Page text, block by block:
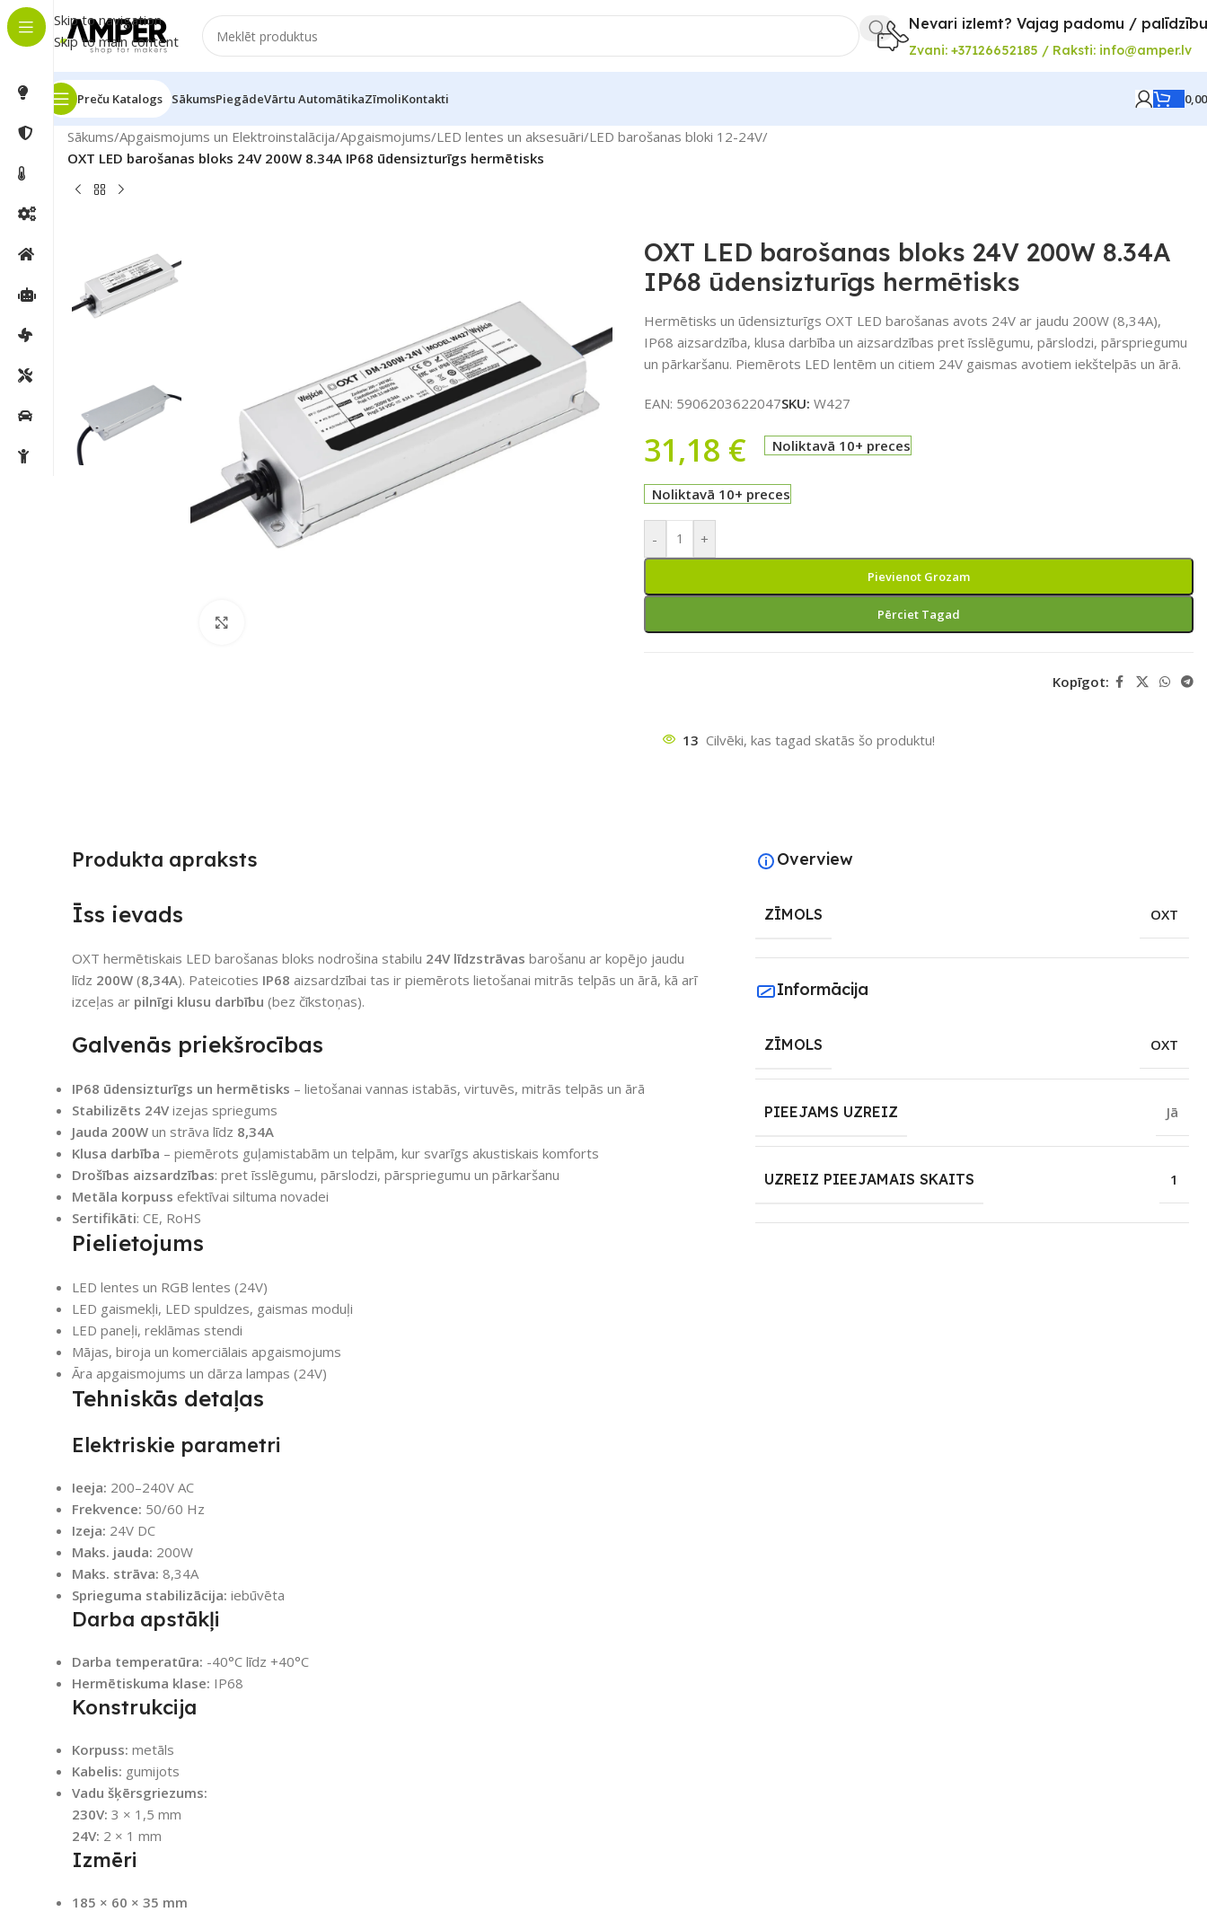
Skip to navigation
Skip to main content
Nevari izlemt? Vajag padomu /
Zvani: +37126652185 / Raksti: info@amper.lv
Preču Katalogs SākumsPiegādeVārtu AutomātikaZīmoliKontakti
Sākums/Apgaismojums un Elektroinstalācija/Apgaismojums/LED lentes un aksesuāri/LED barošanas bloki 12-24V/
OXT LED barošanas bloks 24V 200W 8.34A IP68 ūdensizturīgs hermētisks
OXT LED barošanas bloks 24V 200W 8.34A
IP68 ūdensizturīgs hermētisks
Hermētisks un ūdensizturīgs OXT LED barošanas avots 24V ar jaudu 200W (8,34A),
IP68 aizsardzība, klusa darbība un aizsardzības pret īsslēgumu, pārslodzi, pārspriegumu
un pārkaršanu. Piemērots LED lentēm un citiem 24V gaismas avotiem iekštelpās un ārā.
EAN: 5906203622047SKU: W427
31,18 € Noliktavā 10+ preces
Noliktavā 10+ preces
- +
Pievienot Grozam
Pērciet Tagad
Kopīgot:
13 Cilvēki, kas tagad skatās šo produktu!
Produkta apraksts
Īss ievads
OXT hermētiskais LED barošanas bloks nodrošina stabilu 24V līdzstrāvas barošanu ar kopējo jaudu
līdz 200W (8,34A). Pateicoties IP68 aizsardzībai tas ir piemērots lietošanai mitrās telpās un ārā, kā arī
izceļas ar pilnīgi klusu darbību (bez čīkstoņas).
Galvenās priekšrocības
IP68 ūdensizturīgs un hermētisks – lietošanai vannas istabās, virtuvēs, mitrās telpās un ārā
Stabilizēts 24V izejas spriegums
Jauda 200W un strāva līdz 8,34A
Klusa darbība – piemērots guļamistabām un telpām, kur svarīgs akustiskais komforts
Drošības aizsardzības: pret īsslēgumu, pārslodzi, pārspriegumu un pārkaršanu
Metāla korpuss efektīvai siltuma novadei
Sertifikāti: CE, RoHS
Pielietojums
LED lentes un RGB lentes (24V)
LED gaismekļi, LED spuldzes, gaismas moduļi
LED paneļi, reklāmas stendi
Mājas, biroja un komerciālais apgaismojums
Āra apgaismojums un dārza lampas (24V)
Tehniskās detaļas
Elektriskie parametri
Ieeja: 200–240V AC
Frekvence: 50/60 Hz
Izeja: 24V DC
Maks. jauda: 200W
Maks. strāva: 8,34A
Sprieguma stabilizācija: iebūvēta
Darba apstākļi
Darba temperatūra: -40°C līdz +40°C
Hermētiskuma klase: IP68
Konstrukcija
Korpuss: metāls
Kabelis: gumijots
Vadu šķērsgriezums:
230V: 3 × 1,5 mm
24V: 2 × 1 mm
Izmēri
185 × 60 × 35 mm
Overview
ZĪMOLS OXT
Informācija
ZĪMOLS OXT
PIEEJAMS UZREIZ Jā
UZREIZ PIEEJAMAIS SKAITS 1